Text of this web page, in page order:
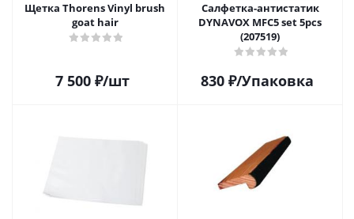
Щетка Thorens Vinyl brush
goat hair
7 500₽/шт
Салфетка-aнтистатик
DYNAVOX MFC5 set 5pcs
(207519)
830 ₽/Упаковка